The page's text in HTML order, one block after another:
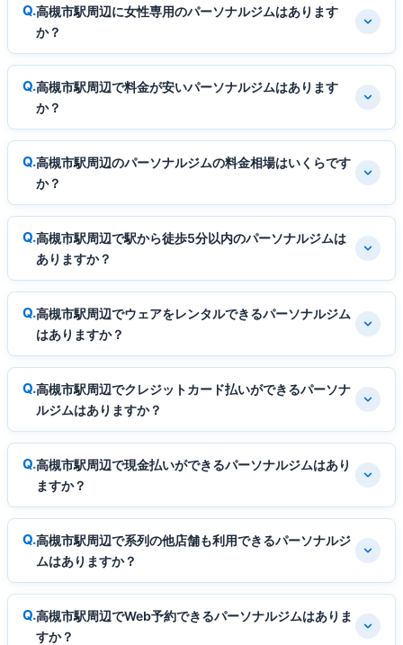
高槻市駅周辺に女性専用のパーソナルジムはあります
か？
高槻市駅周辺で料金が安いパーソナルジムはあります
か？
高槻市駅周辺のパーソナルジムの料金相場はいくらです
か？
高槻市駅周辺で駅から徒歩5分以内のパーソナルジムは
ありますか？
高槻市駅周辺でウェアをレンタルできるパーソナルジム
はありますか？
高槻市駅周辺でクレジットカード払いができるパーソナ
ルジムはありますか？
高槻市駅周辺で現金払いができるパーソナルジムはあり
ますか？
高槻市駅周辺で系列の他店舗も利用できるパーソナルジ
ムはありますか？
高槻市駅周辺でWeb予約できるパーソナルジムはありま
すか？